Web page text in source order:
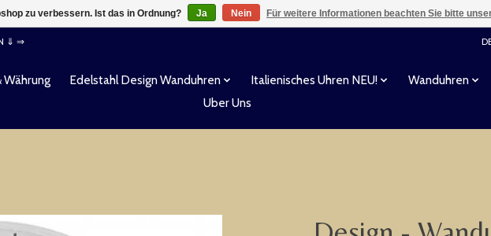
⇓ ⇒
Währung Edelstahl Design Wanduhren Italienisches Uhren NEU! Wanduhren
Uber Uns
zu verbessern. Ist das in Ordnung? Ja Nein Für weitere Informationen beachten Sie bitte